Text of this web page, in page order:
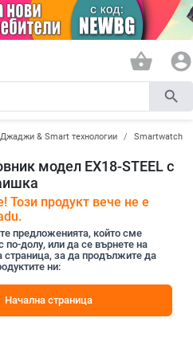
shopping_basket account_circle
search
Джаджи & Smart технологии Smartwatch
модел EX18-STEEL с
Този продукт вече не е
предложенията, който сме
по-долу, или да се върнете на
страница, за да продължите да
ни:
Начална страница